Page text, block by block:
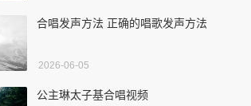
合唱发声方法 正确的唱歌发声方法
2026-06-05
公主琳太子基合唱视频